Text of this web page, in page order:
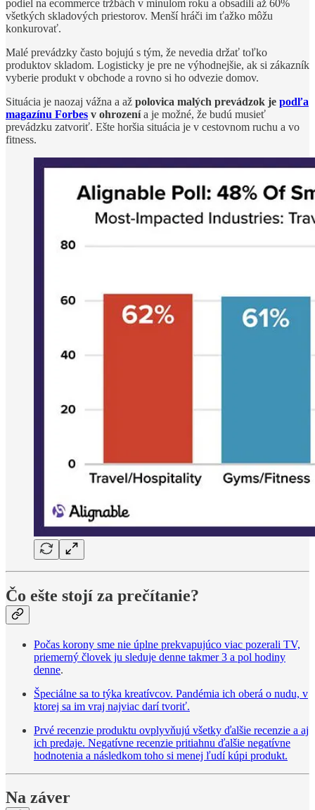
podiel na ecommerce tržbách v minulom roku a obsadili až 60%
všetkých skladových priestorov. Menší hráči im ťažko môžu
konkurovať.
Malé prevádzky často bojujú s tým, že nevedia držať toľko
produktov skladom. Logisticky je pre ne výhodnejšie, ak si zákazník
vyberie produkt v obchode a rovno si ho odvezie domov.
Situácia je naozaj vážna a až polovica malých prevádzok je podľa
magazínu Forbes v ohrozenía je možné, že budú musieť
prevádzku zatvoriť. Ešte horšia situácia je v cestovnom ruchu a vo
fitness.
Čo ešte stojí za prečítanie?
Počas korony sme nie úplne prekvapujúco viac pozerali TV,
priemerný človek ju sleduje denne takmer 3 a pol hodiny
denne.
Špeciálne sa to týka kreatívcov. Pandémia ich oberá o nudu, v
ktorej sa im vraj najviac darí tvoriť.
Prvé recenzie produktu ovplyvňujú všetky ďalšie recenzie a aj
ich predaje. Negatívne recenzie pritiahnu ďalšie negatívne
hodnotenia a následkom toho si menej ľudí kúpi produkt.
Na záver